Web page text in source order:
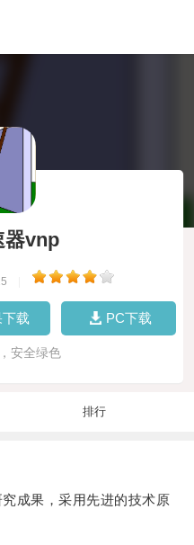
器vnp
载 PC下载
安全绿色
排行
成果，采用先进的技术原